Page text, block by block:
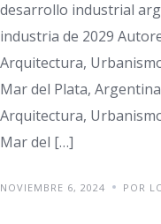
desarrollo industrial
industria de 2029
Arquitectura,
Mar del Plata,
Arquitectura,
Mar del […]
NOVIEMBRE 6, 2024 POR